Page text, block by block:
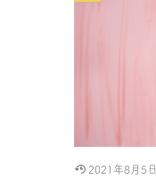
2021年8月5日